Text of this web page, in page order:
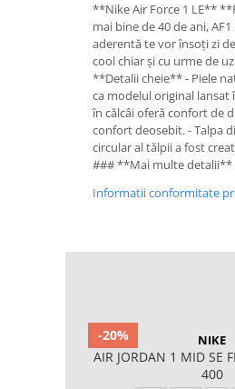
**Nike Air Force 1 LE**
mai bine de 40 de ani,
aderentă te vor însoți zi
cool chiar și cu urme de
**Detalii cheie** - Piele
ca modelul original lansat
în călcâi oferă confort de
confort deosebit. - Talpa
circular al tălpii a fost
### **Mai multe detalii**
Informatii conformitate
-20% NIKE
AIR JORDAN 1 MID SE
400